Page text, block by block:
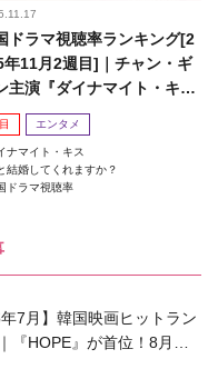
ドラマ視聴率ランキング[2
年11月2週目]｜チャン・ギ
主演『ダイナマイト・キ
がランクイン！
エンタメ
ナマイト・キス
結婚してくれますか？
ドラマ視聴率
年7月】韓国映画ヒットラン
『HOPE』が首位！8月公